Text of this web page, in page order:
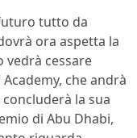
tutto da
ora aspetta la
vedrà cessare
che andrà
la sua
di Abu Dhabi,